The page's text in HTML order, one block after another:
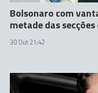
Bolsonaro com
metade das
30 Out 21:42